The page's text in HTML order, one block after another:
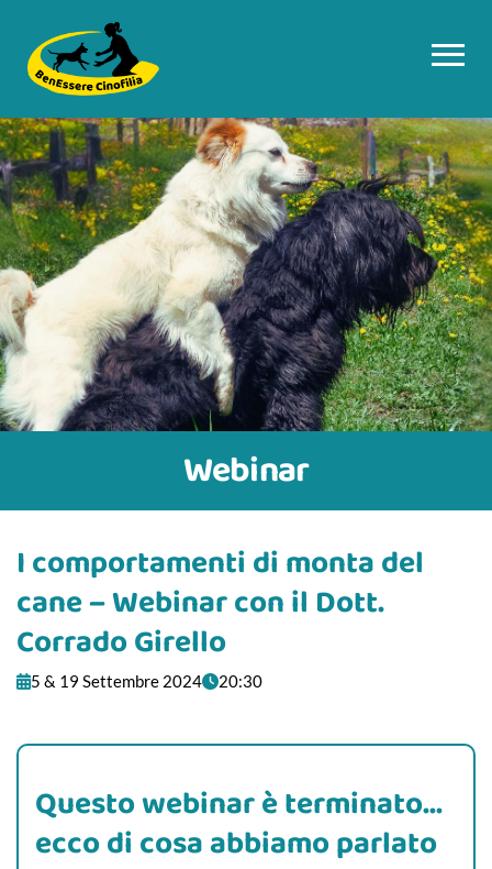
Webinar
I comportamenti di monta del
cane – Webinar con il Dott.
Corrado Girello
5 & 19 Settembre 2024 20:30
Questo webinar è terminato...
ecco di cosa abbiamo parlato